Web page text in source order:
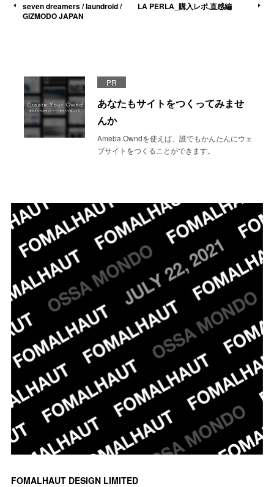
seven dreamers / laundroid /
GIZMODO JAPAN
LA PERLA_購入レポ,直感編
PR
あなたもサイトをつくってみませ
んか
Ameba Owndを使えば、誰でもかんたんにウェ
ブサイトをつくることができます。
FOMALHAUT DESIGN LIMITED